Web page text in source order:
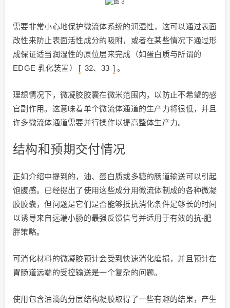
需要非常小心地保护微流体系统的润湿性，这可以通过表面
改性来防止表面活性成分的吸附，或者在某些情况下通过形
成保证适当润湿性的原位层来完成（如蛋白质与所谓的
EDGE 乳化装置）
[ 32、33 ] 。
理想情况下，微凝胶胶囊在微米范围内，以防止不希望的感
官副作用。这意味着单个微流体通道的生产力将很低，并且
许多微流体通道需要并行操作以提高整体生产力。
结构和预期交付情况
正如介绍中提到的，油、蛋白质或多糖的肠道输送可以引起
饱腹感。已经提出了使用这些成分用微流体制成的各种微凝
胶胶囊，但问题是它们是否能够抵抗消化条件足够长的时间
以诱导来自远端小肠的最强反馈信号并适用于有效的抗-肥
胖策略。
可消化材料的微凝胶预计会受到快速消化磨损，并且预计在
胃肠道远端的受控输送是一个复杂的问题。
使用包含油滴的分层结构凝胶取得了一些有趣的结果，产生